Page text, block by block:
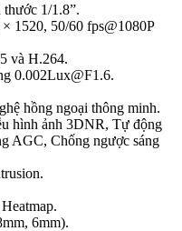
1/1.8”.
1520, 50/60 fps@1080P
và H.264.
0.002Lux@F1.6.
hồng ngoại thông minh.
hình ảnh 3DNR, Tự động
AGC, Chống ngược sáng
6mm).